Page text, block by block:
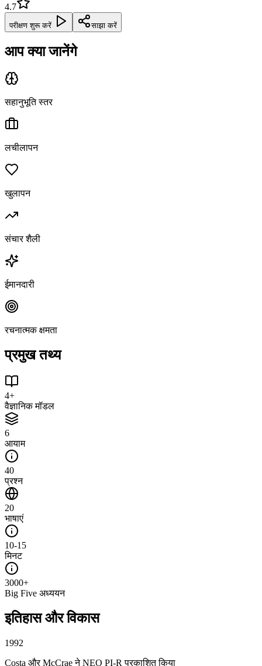
4.7
परीक्षण शुरू करें साझा करें
आप क्या जानेंगे
सहानुभूति स्तर
लचीलापन
खुलापन
संचार शैली
ईमानदारी
रचनात्मक क्षमता
प्रमुख तथ्य
4+
वैज्ञानिक मॉडल
6
आयाम
40
प्रश्न
20
भाषाएं
10-15
मिनट
3000+
Big Five अध्ययन
इतिहास और विकास
1992
Costa और McCrae ने NEO PI-R प्रकाशित किया